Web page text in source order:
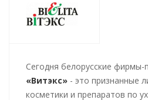
Cегодня белорусские фирмы-
«Витэкс» - это признанные
косметики и препаратов по